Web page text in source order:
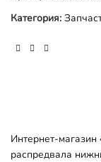
Категория:
Интернет-
распредвала